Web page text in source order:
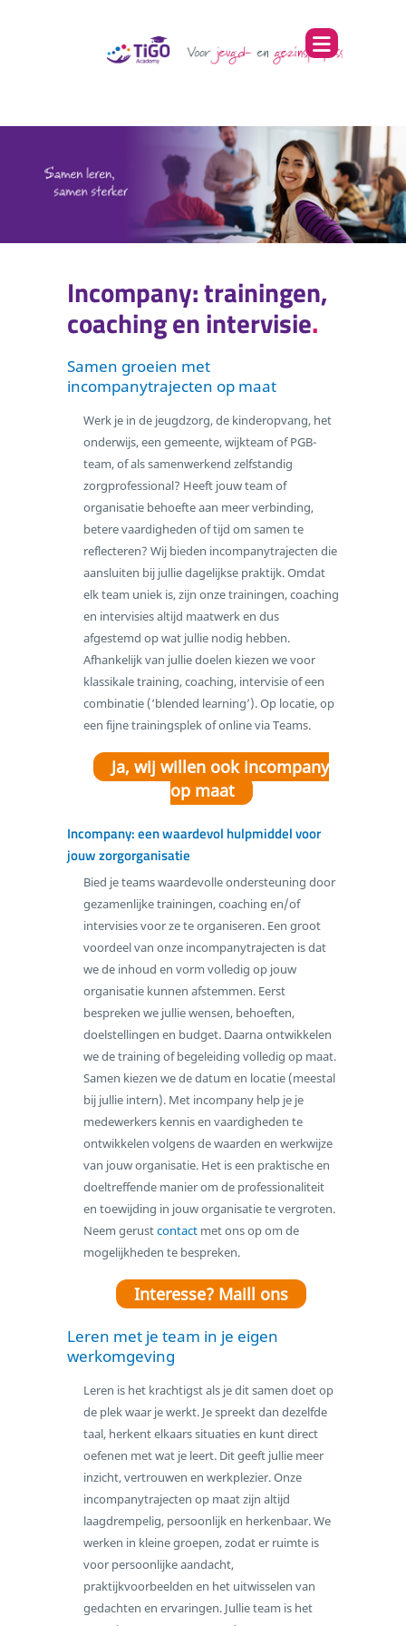
Incompany: trainingen,
coaching en intervisie
Samen groeien met
incompanytrajecten op maat
Werk je in de jeugdzorg, de kinderopvang, het
onderwijs, een gemeente, wijkteam of PGB-
team, of als samenwerkend zelfstandig
zorgprofessional? Heeft jouw team of
organisatie behoefte aan meer verbinding,
betere vaardigheden of tijd om samen te
reflecteren? Wij bieden incompanytrajecten die
aansluiten bij jullie dagelijkse praktijk. Omdat
elk team uniek is, zijn onze trainingen, coaching
en intervisies altijd maatwerk en dus
afgestemd op wat jullie nodig hebben.
Afhankelijk van jullie doelen kiezen we voor
klassikale training, coaching, intervisie of een
combinatie (‘blended learning’). Op locatie, op
een fijne trainingsplek of online via Teams.
Ja, wij willen ook incompany
op maat
Incompany: een waardevol hulpmiddel voor
jouw zorgorganisatie
Bied je teams waardevolle ondersteuning door
gezamenlijke trainingen, coaching en/of
intervisies voor ze te organiseren. Een groot
voordeel van onze incompanytrajecten is dat
we de inhoud en vorm volledig op jouw
organisatie kunnen afstemmen. Eerst
bespreken we jullie wensen, behoeften,
doelstellingen en budget. Daarna ontwikkelen
we de training of begeleiding volledig op maat.
Samen kiezen we de datum en locatie (meestal
bij jullie intern). Met incompany help je je
medewerkers kennis en vaardigheden te
ontwikkelen volgens de waarden en werkwijze
van jouw organisatie. Het is een praktische en
doeltreffende manier om de professionaliteit
en toewijding in jouw organisatie te vergroten.
Neem gerustcontact met ons op om de
mogelijkheden te bespreken.
Interesse? Maill ons
Leren met je team in je eigen
werkomgeving
Leren is het krachtigst als je dit samen doet op
de plek waar je werkt. Je spreekt dan dezelfde
taal, herkent elkaars situaties en kunt direct
oefenen met wat je leert. Dit geeft jullie meer
inzicht, vertrouwen en werkplezier. Onze
incompanytrajecten op maat zijn altijd
laagdrempelig, persoonlijk en herkenbaar. We
werken in kleine groepen, zodat er ruimte is
voor persoonlijke aandacht,
praktijkvoorbeelden en het uitwisselen van
gedachten en ervaringen. Jullie team is het
Scholing
Intervisie
Coaching
Incompany
Over TiGO Academy
Aanmelden
Contact